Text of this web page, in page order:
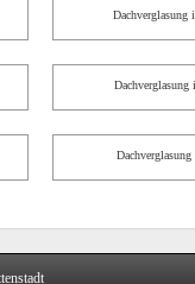
Dachverglasung
Dachverglasung